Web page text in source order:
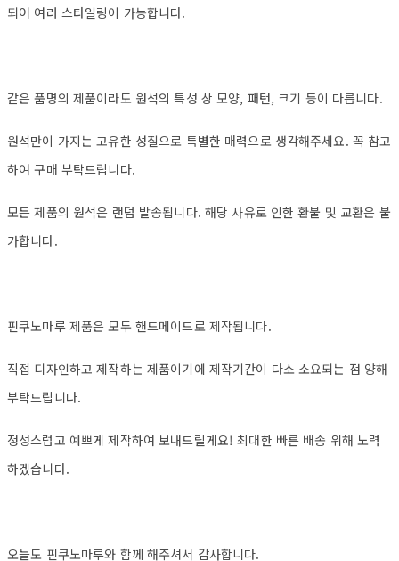
되어 여러 스타일링이 가능합니다.
같은 품명의 제품이라도 원석의 특성 상 모양, 패턴, 크기 등이 다릅니다.
원석만이 가지는 고유한 성질으로 특별한 매력으로 생각해주세요. 꼭 참고
하여 구매 부탁드립니다.
모든 제품의 원석은 랜덤 발송됩니다. 해당 사유로 인한 환불 및 교환은 불
가합니다.
핀쿠노마루 제품은 모두 핸드메이드로 제작됩니다.
직접 디자인하고 제작하는 제품이기에 제작기간이 다소 소요되는 점 양해
부탁드립니다.
정성스럽고 예쁘게 제작하여 보내드릴게요! 최대한 빠른 배송 위해 노력
하겠습니다.
오늘도 핀쿠노마루와 함께 해주셔서 감사합니다.